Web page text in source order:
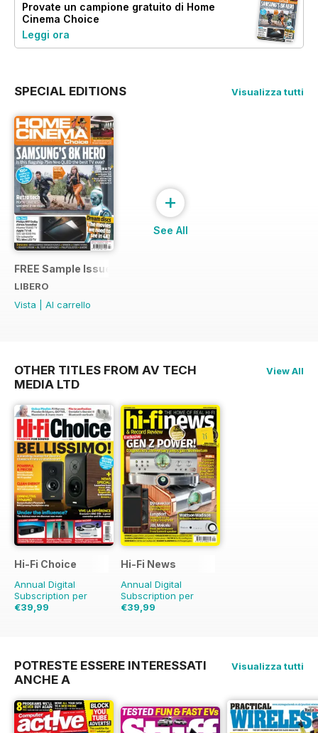
Provate un campione gratuito di Home
Cinema Choice
Leggi ora
SPECIAL EDITIONS Visualizza tutti
FREE Sample Issue
LIBERO
Vista
Al carrello
+
See All
OTHER TITLES FROM AV TECH
MEDIA LTD
View All
Hi-Fi Choice
Annual Digital
Subscription per
€39,99
Hi-Fi News
Annual Digital
Subscription per
€39,99
POTRESTE ESSERE INTERESSATI
ANCHE A
Visualizza tutti